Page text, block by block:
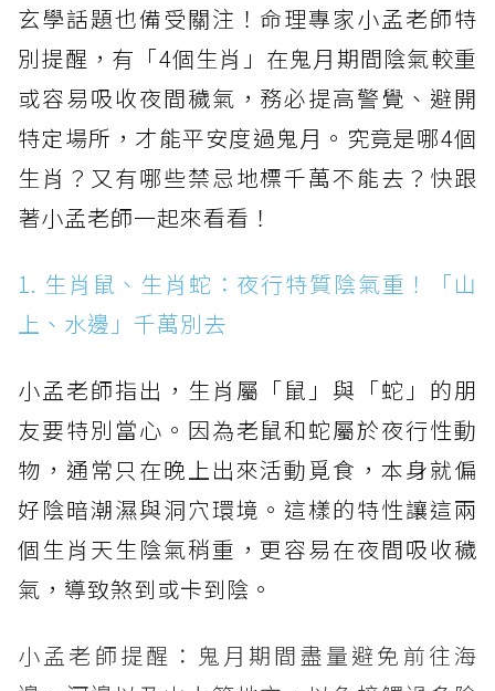
玄學話題也備受關注！命理專家小孟老師特
別提醒，有「4個生肖」在鬼月期間陰氣較重
或容易吸收夜間穢氣，務必提高警覺、避開
特定場所，才能平安度過鬼月。究竟是哪4個
生肖？又有哪些禁忌地標千萬不能去？快跟
著小孟老師一起來看看！
1. 生肖鼠、生肖蛇：夜行特質陰氣重！「山
上、水邊」千萬別去
小孟老師指出，生肖屬「鼠」與「蛇」的朋
友要特別當心。因為老鼠和蛇屬於夜行性動
物，通常只在晚上出來活動覓食，本身就偏
好陰暗潮濕與洞穴環境。這樣的特性讓這兩
個生肖天生陰氣稍重，更容易在夜間吸收穢
氣，導致煞到或卡到陰。
小孟老師提醒：鬼月期間盡量避免前往海